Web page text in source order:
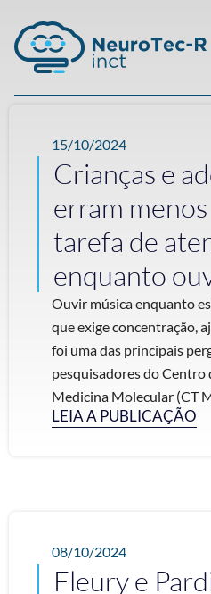
15/10/2024
Crianças e
erram
tarefa de
enquanto
Ouvir música enquanto
que exige concentração,
foi uma das principais
pesquisadores do Centro
Medicina Molecular (CT
LEIA A PUBLICAÇÃO
08/10/2024
Fleury e